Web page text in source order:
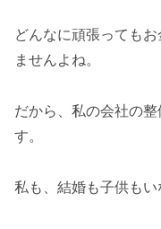
どんなに頑張っても
ませんよね。
だから、私の会社の
す。
私も、結婚も子供もい